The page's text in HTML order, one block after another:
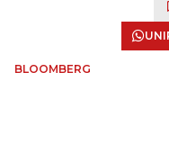
BLOOMBERG